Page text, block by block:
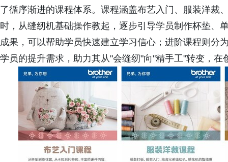
了循序渐进的课程体系。课程涵盖布艺入门、服装洋裁
时，从缝纫机基础操作教起，逐步引导学员制作杯垫、
成果，可以帮助学员快速建立学习信心；进阶课程则分
学员的提升需求，助力其从"会缝纫"向"精手工"转变，